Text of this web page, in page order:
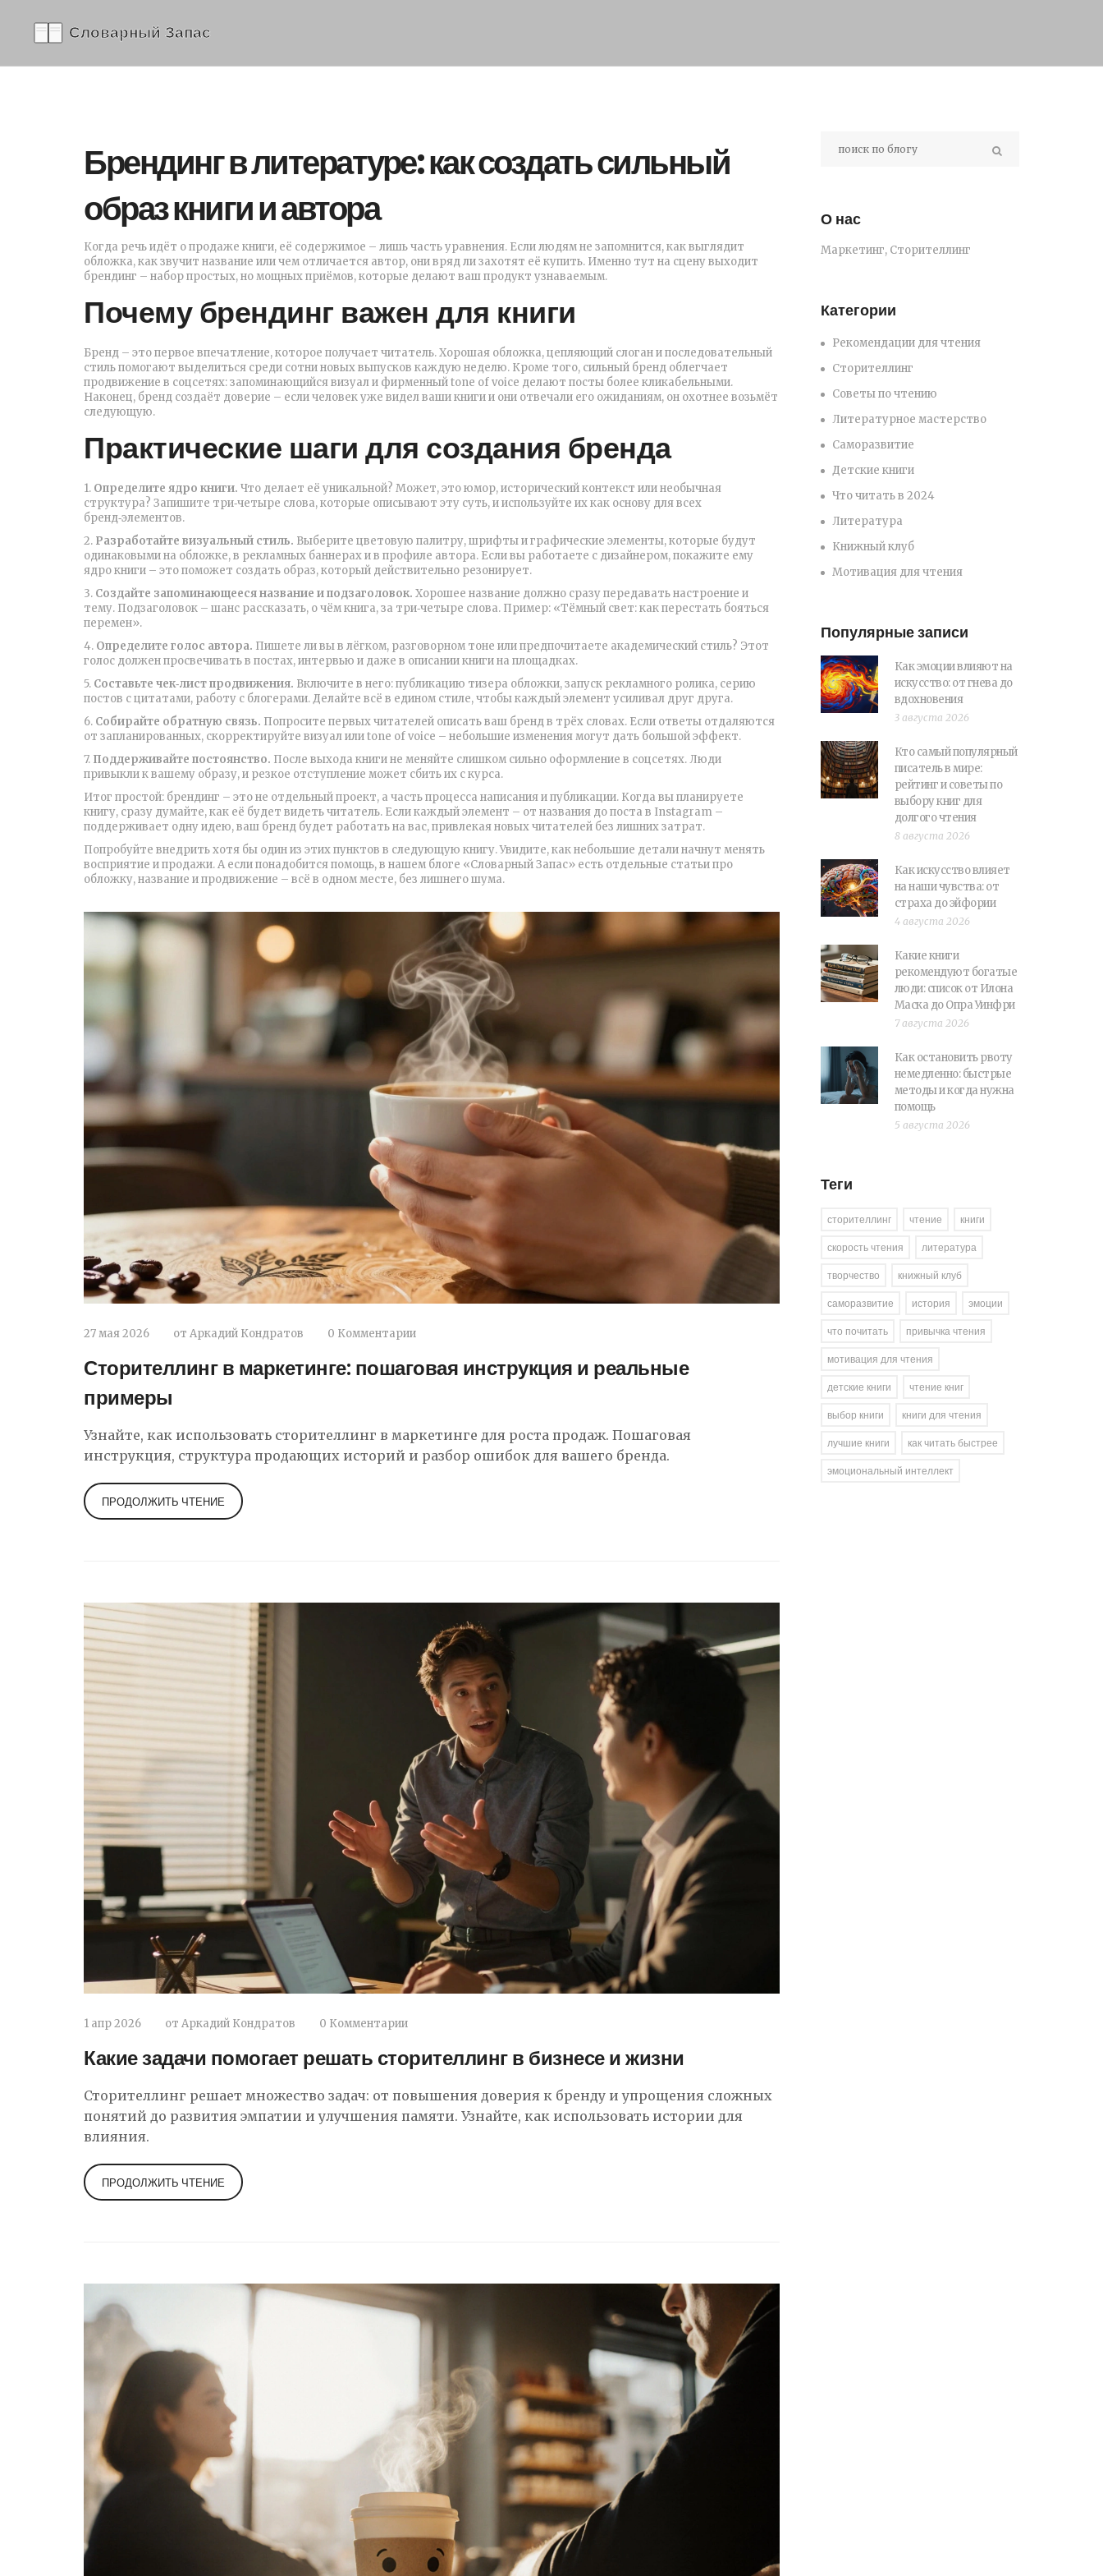
Брендинг в литературе: как создать сильный
образ книги и автора
Когда речь идёт о продаже книги, её содержимое – лишь часть уравнения. Если людям не запомнится, как выглядит
обложка, как звучит название или чем отличается автор, они вряд ли захотят её купить. Именно тут на сцену выходит
брендинг – набор простых, но мощных приёмов, которые делают ваш продукт узнаваемым.
Почему брендинг важен для книги
Бренд – это первое впечатление, которое получает читатель. Хорошая обложка, цепляющий слоган и последовательный
стиль помогают выделиться среди сотни новых выпусков каждую неделю. Кроме того, сильный бренд облегчает
продвижение в соцсетях: запоминающийся визуал и фирменный tone of voice делают посты более кликабельными.
Наконец, бренд создаёт доверие – если человек уже видел ваши книги и они отвечали его ожиданиям, он охотнее возьмёт
следующую.
Практические шаги для создания бренда
1. Определите ядро книги. Что делает её уникальной? Может, это юмор, исторический контекст или необычная
структура? Запишите три‑четыре слова, которые описывают эту суть, и используйте их как основу для всех
бренд‑элементов.
2. Разработайте визуальный стиль. Выберите цветовую палитру, шрифты и графические элементы, которые будут
одинаковыми на обложке, в рекламных баннерах и в профиле автора. Если вы работаете с дизайнером, покажите ему
ядро книги – это поможет создать образ, который действительно резонирует.
3. Создайте запоминающееся название и подзаголовок. Хорошее название должно сразу передавать настроение и
тему. Подзаголовок – шанс рассказать, о чём книга, за три‑четыре слова. Пример: «Тёмный свет: как перестать бояться
перемен».
4. Определите голос автора. Пишете ли вы в лёгком, разговорном тоне или предпочитаете академический стиль? Этот
голос должен просвечивать в постах, интервью и даже в описании книги на площадках.
5. Составьте чек‑лист продвижения. Включите в него: публикацию тизера обложки, запуск рекламного ролика, серию
постов с цитатами, работу с блогерами. Делайте всё в едином стиле, чтобы каждый элемент усиливал друг друга.
6. Собирайте обратную связь. Попросите первых читателей описать ваш бренд в трёх словах. Если ответы отдаляются
от запланированных, скорректируйте визуал или tone of voice – небольшие изменения могут дать большой эффект.
7. Поддерживайте постоянство. После выхода книги не меняйте слишком сильно оформление в соцсетях. Люди
привыкли к вашему образу, и резкое отступление может сбить их с курса.
Итог простой: брендинг – это не отдельный проект, а часть процессa написания и публикации. Когда вы планируете
книгу, сразу думайте, как её будет видеть читатель. Если каждый элемент – от названия до поста в Instagram –
поддерживает одну идею, ваш бренд будет работать на вас, привлекая новых читателей без лишних затрат.
Попробуйте внедрить хотя бы один из этих пунктов в следующую книгу. Увидите, как небольшие детали начнут менять
восприятие и продажи. А если понадобится помощь, в нашем блоге «Словарный Запас» есть отдельные статьи про
обложку, название и продвижение – всё в одном месте, без лишнего шума.
27 мая 2026 от Аркадий Кондратов 0 Комментарии
Сторителлинг в маркетинге: пошаговая инструкция и реальные
примеры
Узнайте, как использовать сторителлинг в маркетинге для роста продаж. Пошаговая
инструкция, структура продающих историй и разбор ошибок для вашего бренда.
ПРОДОЛЖИТЬ ЧТЕНИЕ
1 апр 2026 от Аркадий Кондратов 0 Комментарии
Какие задачи помогает решать сторителлинг в бизнесе и жизни
Сторителлинг решает множество задач: от повышения доверия к бренду и упрощения сложных
понятий до развития эмпатии и улучшения памяти. Узнайте, как использовать истории для
влияния.
ПРОДОЛЖИТЬ ЧТЕНИЕ
О нас
Маркетинг, Сторителлинг
Категории
Рекомендации для чтения
Сторителлинг
Советы по чтению
Литературное мастерство
Саморазвитие
Детские книги
Что читать в 2024
Литература
Книжный клуб
Мотивация для чтения
Популярные записи
Как эмоции влияют на
искусство: от гнева до
вдохновения
3 августа 2026
Кто самый популярный
писатель в мире:
рейтинг и советы по
выбору книг для
долгого чтения
8 августа 2026
Как искусство влияет
на наши чувства: от
страха до эйфории
4 августа 2026
Какие книги
рекомендуют богатые
люди: список от Илона
Маска до Опра Уинфри
7 августа 2026
Как остановить рвоту
немедленно: быстрые
методы и когда нужна
помощь
5 августа 2026
Теги
сторителлинг чтение
книги
скорость чтения
литература
творчество
книжный клуб
саморазвитие
история
эмоции
что почитать
привычка чтения
мотивация для чтения
детские книги
чтение книг
выбор книги
книги для чтения
лучшие книги
как читать быстрее
эмоциональный интеллект